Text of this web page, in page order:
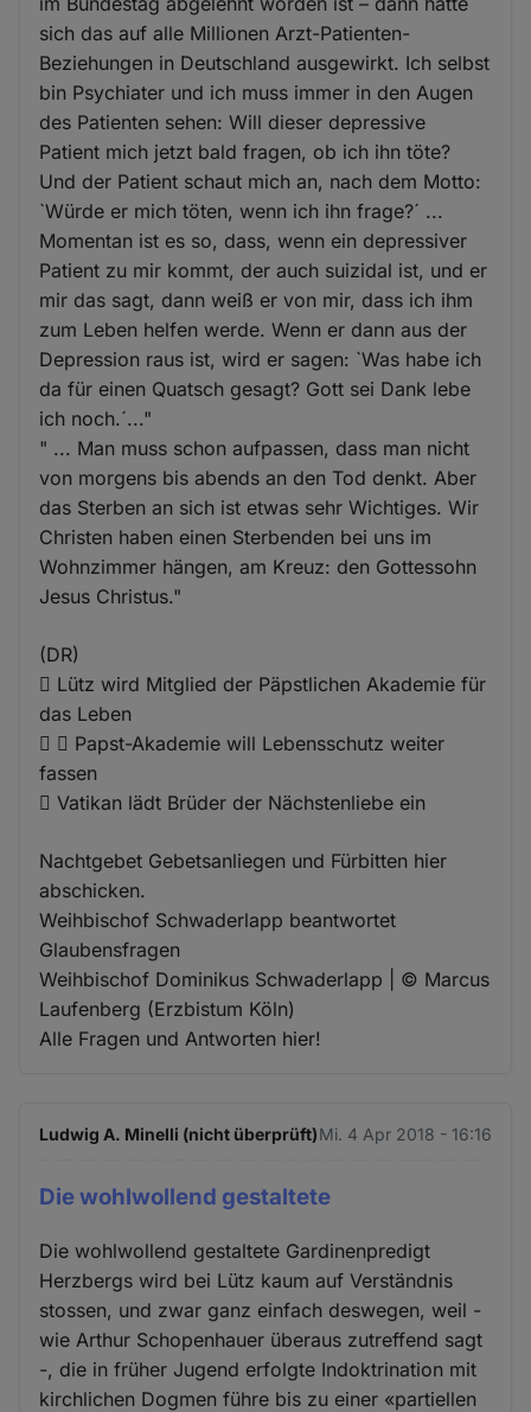
sich das auf alle Millionen Arzt-Patienten-
Beziehungen in Deutschland ausgewirkt. Ich selbst
bin Psychiater und ich muss immer in den Augen
des Patienten sehen: Will dieser depressive
Patient mich jetzt bald fragen, ob ich ihn töte?
Und der Patient schaut mich an, nach dem Motto:
`Würde er mich töten, wenn ich ihn frage?´ ...
Momentan ist es so, dass, wenn ein depressiver
Patient zu mir kommt, der auch suizidal ist, und er
mir das sagt, dann weiß er von mir, dass ich ihm
zum Leben helfen werde. Wenn er dann aus der
Depression raus ist, wird er sagen: `Was habe ich
da für einen Quatsch gesagt? Gott sei Dank lebe
ich noch.´..."
" ... Man muss schon aufpassen, dass man nicht
von morgens bis abends an den Tod denkt. Aber
das Sterben an sich ist etwas sehr Wichtiges. Wir
Christen haben einen Sterbenden bei uns im
Wohnzimmer hängen, am Kreuz: den Gottessohn
Jesus Christus."
(DR)
 Lütz wird Mitglied der Päpstlichen Akademie für
das Leben
  Papst-Akademie will Lebensschutz weiter
fassen
 Vatikan lädt Brüder der Nächstenliebe ein
Nachtgebet Gebetsanliegen und Fürbitten hier
abschicken.
Weihbischof Schwaderlapp beantwortet
Glaubensfragen
Weihbischof Dominikus Schwaderlapp | © Marcus
Laufenberg (Erzbistum Köln)
Alle Fragen und Antworten hier!
Ludwig A. Minelli (nicht überprüft)Mi. 4 Apr 2018 - 16:16
Die wohlwollend gestaltete
Die wohlwollend gestaltete Gardinenpredigt
Herzbergs wird bei Lütz kaum auf Verständnis
stossen, und zwar ganz einfach deswegen, weil -
wie Arthur Schopenhauer überaus zutreffend sagt
-, die in früher Jugend erfolgte Indoktrination mit
kirchlichen Dogmen führe bis zu einer «partiellen